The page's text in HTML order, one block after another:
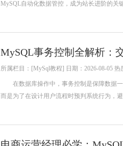
MySQL自动化数据管控，成为站长进阶的关
MySQL事务控制全解析：
所属栏目：[MySql教程] 日期：2026-08-05 热
在数据库操作中，事务控制是保障数据一
而是为了在设计用户流程时预判系统行为，